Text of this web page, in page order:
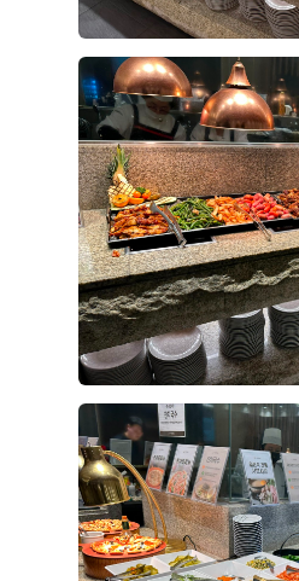
안내해주셔서 편하게 둘러
연회장 내부도 넓고 깔끔하
간격도 여유로워서 하객분
없을 것 같다는 생각이 들었
다양한 메뉴가 준비되어 있
에 남았던 건 양갈비와 회였
다 훨씬 부드러웠고 잡내가
즙도 풍부하고 고기가 촉촉
다시 먹고 싶다"라는 생각이
웨딩홀 음식이라고 해서 큰
레스토랑 못지않은 맛이라
그리고 회도 정말 인상적이
맛이 전혀 없었고, 식감도
요. 평소 회를 좋아하는 편인
하실 것 같았어요. 다른 뷔
하고 종류가 다양해서 남녀
있을 것 같았습니다.
후기가 도움이 되었나요?
전재영, 서혜연 2026-08-02
안녕하세요,
다녀왔습니다.
한식, 중식, 양식, 해산물, 샐
고, 음식마다 맛의 편차가
러웠습니다.
더 보기